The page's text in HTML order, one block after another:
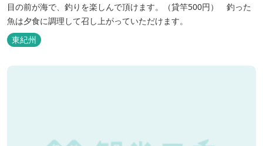
目の前が海で、釣りを楽しんで頂けます。（貸竿500円） 釣った
魚は夕食に調理して召し上がっていただけます。
東紀州